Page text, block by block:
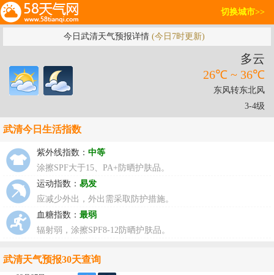
切换城市>>
今日武清天气预报详情(今日7时更新)
多云
26℃ ~ 36℃
东风转东北风
3-4级
武清今日生活指数
紫外线指数： 中等
涂擦SPF大于15、PA+防晒护肤品。
运动指数： 易发
应减少外出，外出需采取防护措施。
血糖指数： 最弱
辐射弱，涂擦SPF8-12防晒护肤品。
武清天气预报30天查询